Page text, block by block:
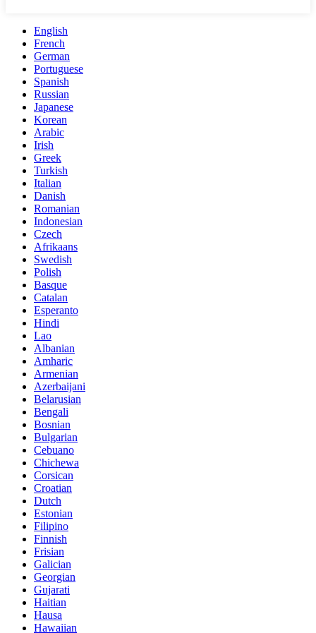
English
French
German
Portuguese
Spanish
Russian
Japanese
Korean
Arabic
Irish
Greek
Turkish
Italian
Danish
Romanian
Indonesian
Czech
Afrikaans
Swedish
Polish
Basque
Catalan
Esperanto
Hindi
Lao
Albanian
Amharic
Armenian
Azerbaijani
Belarusian
Bengali
Bosnian
Bulgarian
Cebuano
Chichewa
Corsican
Croatian
Dutch
Estonian
Filipino
Finnish
Frisian
Galician
Georgian
Gujarati
Haitian
Hausa
Hawaiian